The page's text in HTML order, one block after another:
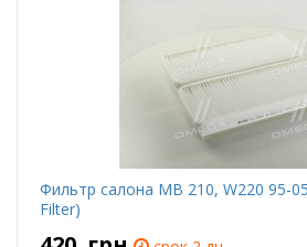
Фильтр салона MB 210, W220 95-
Filter)